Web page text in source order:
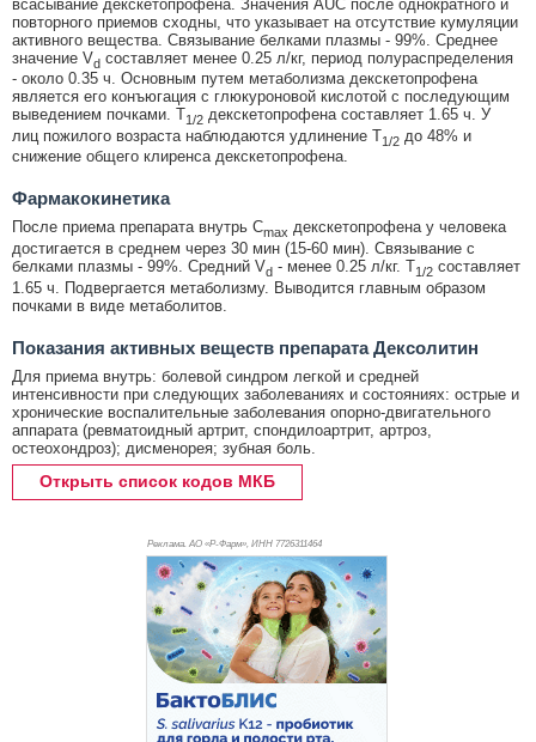
всасывание декскетопрофена. Значения AUC после однократного и
повторного приемов сходны, что указывает на отсутствие кумуляции
активного вещества. Связывание белками плазмы - 99%. Среднее
значение Vd составляет менее 0.25 л/кг, период полураспределения
- около 0.35 ч. Основным путем метаболизма декскетопрофена
является его конъюгация с глюкуроновой кислотой с последующим
выведением почками. Т1/2 декскетопрофена составляет 1.65 ч. У
лиц пожилого возраста наблюдаются удлинение Т1/2 до 48% и
снижение общего клиренса декскетопрофена.
Фармакокинетика
После приема препарата внутрь Cmax декскетопрофена у человека
достигается в среднем через 30 мин (15-60 мин). Связывание с
белками плазмы - 99%. Средний Vd - менее 0.25 л/кг. T1/2 составляет
1.65 ч. Подвергается метаболизму. Выводится главным образом
почками в виде метаболитов.
Показания активных веществ препарата Дексолитин
Для приема внутрь: болевой синдром легкой и средней
интенсивности при следующих заболеваниях и состояниях: острые и
хронические воспалительные заболевания опорно-двигательного
аппарата (ревматоидный артрит, спондилоартрит, артроз,
остеохондроз); дисменорея; зубная боль.
Открыть список кодов МКБ
Реклама. АО «Р-Фарм», ИНН 7726311464